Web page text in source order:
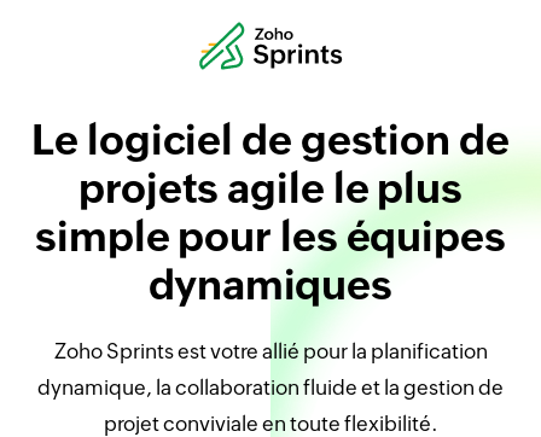
Le logiciel de gestion de
projets agile le plus
simple pour les équipes
dynamiques
Zoho Sprints est votre allié pour la planification
dynamique, la collaboration fluide et la gestion de
projet conviviale en toute flexibilité.